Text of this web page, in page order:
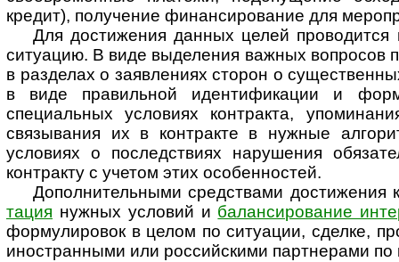
кредит), получение финан­сиро­вание для
Для достижения данных целей проводится
ситуацию. В виде выделения важных вопросов
в разделах о заявлениях сторон о
в виде правиль­ной иденти­фикации и
специальных условиях контракта,
связывания их в контракте в нужные
условиях о последствиях нарушения
контракту с учетом этих особенностей.
Дополнительными средствами достижения
тация нужных условий и балансирование
формулировок в целом по ситуации, сделке,
ино­стран­ными или рос­сий­скими партнерами по